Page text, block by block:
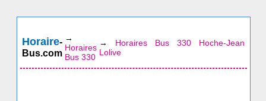
Horaire-
Bus.com
→
Horaires
Bus 330
→ Horaires Bus 330 Hoche-Jean
Lolive